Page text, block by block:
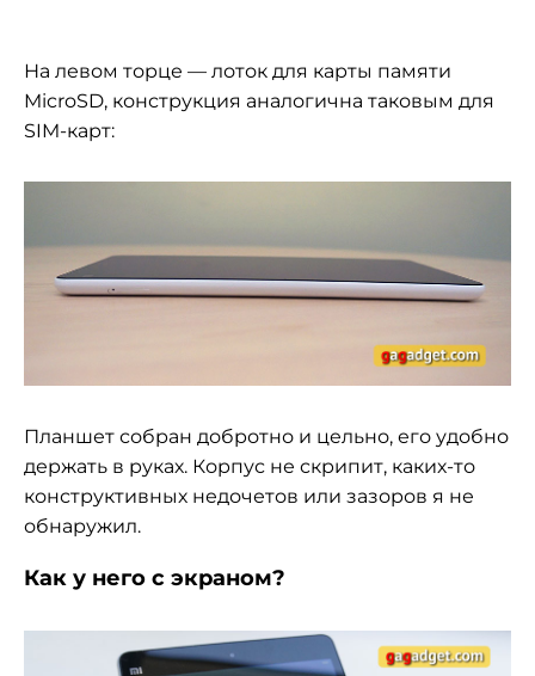
На левом торце — лоток для карты памяти
MicroSD, конструкция аналогична таковым для
SIM-карт:
Планшет собран добротно и цельно, его удобно
держать в руках. Корпус не скрипит, каких-то
конструктивных недочетов или зазоров я не
обнаружил.
Как у него с экраном?